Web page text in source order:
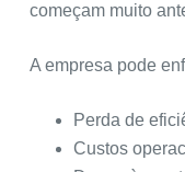
começam muito
A empresa pode
Perda de
Custos